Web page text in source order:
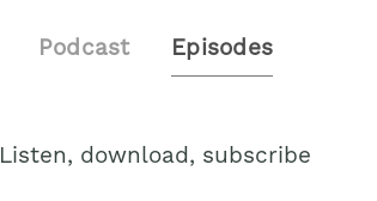
Podcast Episodes
Listen, download, subscribe